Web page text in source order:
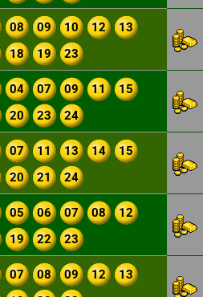
08 09 10 12
13
18 19 23
04 07 09 11
15
20 23 24
07 11 13 14
15
20 21 24
05 06 07 08
12
19 22 23
07 08 09 12
13